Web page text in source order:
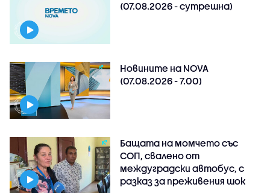
(07.08.2026 - сутрешна)
Новините на NOVA
(07.08.2026 - 7.00)
Бащата на момчето със
СОП, свалено от
междуградски автобус, с
разказ за преживения шок